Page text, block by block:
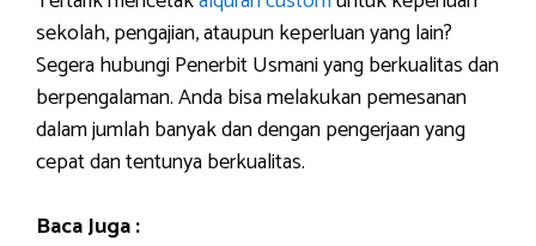
sekolah, pengajian, ataupun keperluan yang lain?
Segera hubungi Penerbit Usmani yang berkualitas dan
berpengalaman. Anda bisa melakukan pemesanan
dalam jumlah banyak dan dengan pengerjaan yang
cepat dan tentunya berkualitas.
Baca Juga :